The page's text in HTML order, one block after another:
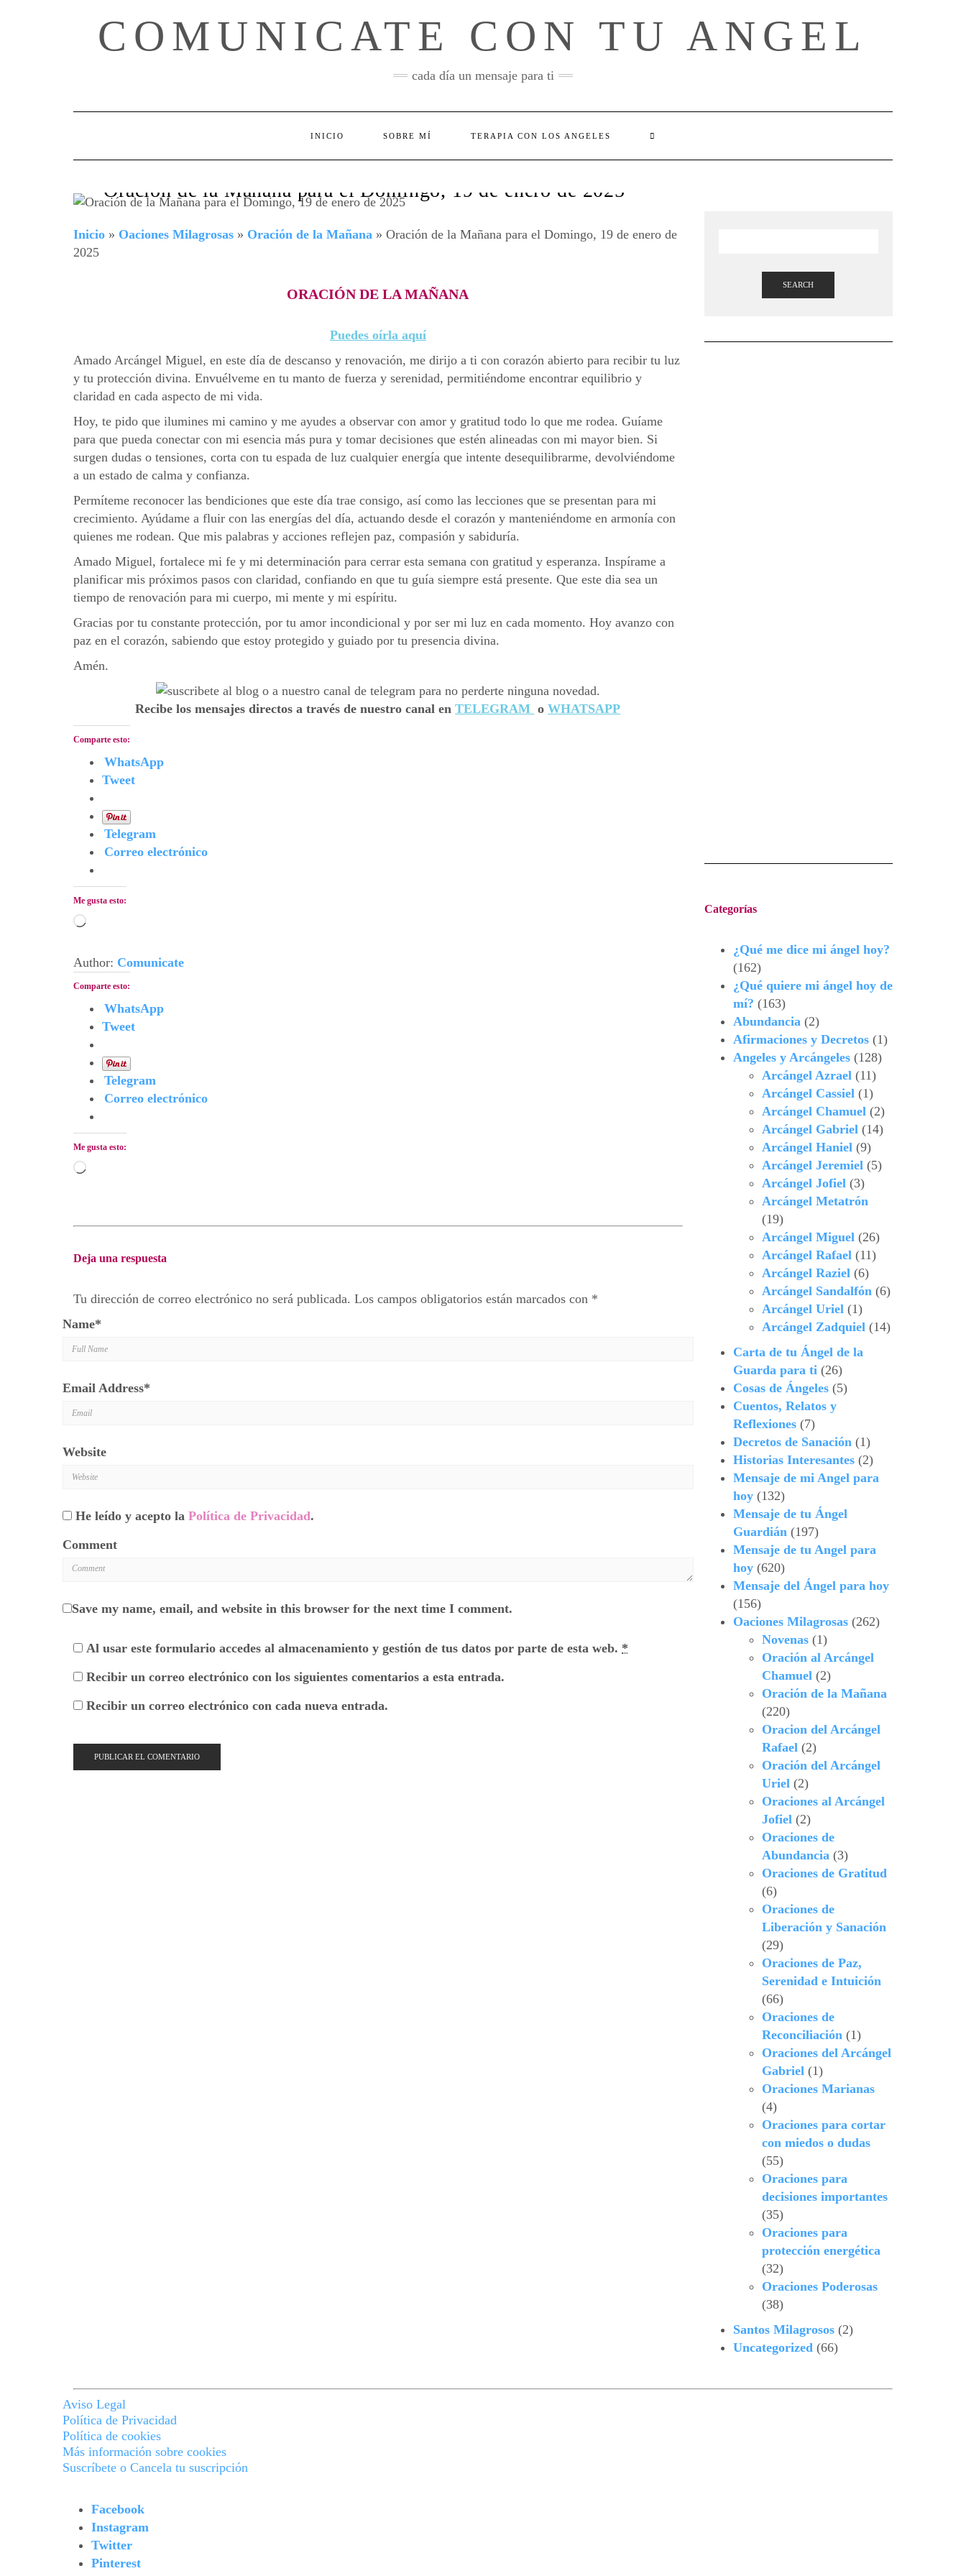
COMUNICATE CON TU ANGEL
cada día un mensaje para ti
INICIO SOBRE MÍ TERAPIA CON LOS ANGELES
Oración de la Mañana para el Domingo, 19 de enero de 2025
Inicio » Oaciones Milagrosas » Oración de la Mañana » Oración de la Mañana para el Domingo, 19 de enero de
2025
ORACIÓN DE LA MAÑANA
Puedes oírla aquí
Amado Arcángel Miguel, en este día de descanso y renovación, me dirijo a ti con corazón abierto para recibir tu luz
y tu protección divina. Envuélveme en tu manto de fuerza y serenidad, permitiéndome encontrar equilibrio y
claridad en cada aspecto de mi vida.
Hoy, te pido que ilumines mi camino y me ayudes a observar con amor y gratitud todo lo que me rodea. Guíame
para que pueda conectar con mi esencia más pura y tomar decisiones que estén alineadas con mi mayor bien. Si
surgen dudas o tensiones, corta con tu espada de luz cualquier energía que intente desequilibrarme, devolviéndome
a un estado de calma y confianza.
Permíteme reconocer las bendiciones que este día trae consigo, así como las lecciones que se presentan para mi
crecimiento. Ayúdame a fluir con las energías del día, actuando desde el corazón y manteniéndome en armonía con
quienes me rodean. Que mis palabras y acciones reflejen paz, compasión y sabiduría.
Amado Miguel, fortalece mi fe y mi determinación para cerrar esta semana con gratitud y esperanza. Inspírame a
planificar mis próximos pasos con claridad, confiando en que tu guía siempre está presente. Que este dia sea un
tiempo de renovación para mi cuerpo, mi mente y mi espíritu.
Gracias por tu constante protección, por tu amor incondicional y por ser mi luz en cada momento. Hoy avanzo con
paz en el corazón, sabiendo que estoy protegido y guiado por tu presencia divina.
Amén.
Recibe los mensajes directos a través de nuestro canal enTELEGRAM oWHATSAPP
Comparte esto:
WhatsApp
Tweet
Telegram
Correo electrónico
Me gusta esto:
Cargando...
Author: Comunicate
Comparte esto:
WhatsApp
Tweet
Telegram
Correo electrónico
Me gusta esto:
Cargando...
Deja una respuesta
Tu dirección de correo electrónico no será publicada. Los campos obligatorios están marcados con *
Name*
Email Address*
Website
He leído y acepto la Política de Privacidad.
Comment
Save my name, email, and website in this browser for the next time I comment.
Al usar este formulario accedes al almacenamiento y gestión de tus datos por parte de esta web. *
Recibir un correo electrónico con los siguientes comentarios a esta entrada.
Recibir un correo electrónico con cada nueva entrada.
SEARCH
Categorías
¿Qué me dice mi ángel hoy?
(162)
¿Qué quiere mi ángel hoy de
mí? (163)
Abundancia(2)
Afirmaciones y Decretos(1)
Angeles y Arcángeles(128)
Arcángel Azrael(11)
Arcángel Cassiel(1)
Arcángel Chamuel(2)
Arcángel Gabriel(14)
Arcángel Haniel(9)
Arcángel Jeremiel(5)
Arcángel Jofiel(3)
Arcángel Metatrón
(19)
Arcángel Miguel(26)
Arcángel Rafael(11)
Arcángel Raziel(6)
Arcángel Sandalfón(6)
Arcángel Uriel(1)
Arcángel Zadquiel(14)
Carta de tu Ángel de la
Guarda para ti(26)
Cosas de Ángeles(5)
Cuentos, Relatos y
Reflexiones(7)
Decretos de Sanación(1)
Historias Interesantes(2)
Mensaje de mi Angel para
hoy(132)
Mensaje de tu Ángel
Guardián(197)
Mensaje de tu Angel para
hoy(620)
Mensaje del Ángel para hoy
(156)
Oaciones Milagrosas(262)
Novenas(1)
Oración al Arcángel
Chamuel(2)
Oración de la Mañana
(220)
Oracion del Arcángel
Rafael(2)
Oración del Arcángel
Uriel(2)
Oraciones al Arcángel
Jofiel(2)
Oraciones de
Abundancia(3)
Oraciones de Gratitud
(6)
Oraciones de
Liberación y Sanación
(29)
Oraciones de Paz,
Serenidad e Intuición
(66)
Oraciones de
Reconciliación(1)
Oraciones del Arcángel
Gabriel(1)
Oraciones Marianas
(4)
Oraciones para cortar
con miedos o dudas
(55)
Oraciones para
decisiones importantes
(35)
Oraciones para
protección energética
(32)
Oraciones Poderosas
(38)
Santos Milagrosos(2)
Uncategorized(66)
Aviso Legal
Política de Privacidad
Política de cookies
Más información sobre cookies
Suscríbete o Cancela tu suscripción
Facebook
Instagram
Twitter
Pinterest